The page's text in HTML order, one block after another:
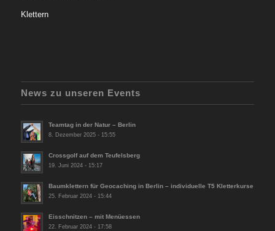
Klettern
News zu unseren Events
Teamtag in der Natur – Berlin
8. Dezember 2025 - 15:55
Crossgolf auf dem Teufelsberg
19. Juni 2024 - 15:17
Baumklettern für Geocaching in Berlin – individuelle T5 Kletterkurse
25. Februar 2024 - 15:44
Eisschnitzen – mit Menüessen
22. Februar 2024 - 17:58